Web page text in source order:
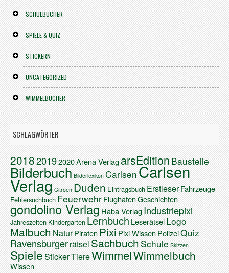
SCHULBÜCHER
SPIELE & QUIZ
STICKERN
UNCATEGORIZED
WIMMELBÜCHER
SCHLAGWÖRTER
201820192020Arena VerlagarsEditionBaustelle
Bilderbuch Bilderlexikon CarlsenCarlsen
Verlag Citroen DudenEintragsbuchErstleserFahrzeuge
FehlersuchbuchFeuerwehrFlughafenGeschichten
gondolino VerlagHaba VerlagIndustriepixi
JahreszeitenKindergartenLernbuchLeserätselLogo
MalbuchNaturPiratenPixiPixi WissenPolizeiQuiz
RavensburgerrätselSachbuchSchule Skizzen
SpieleStickerTiereWimmelWimmelbuch
Wissen